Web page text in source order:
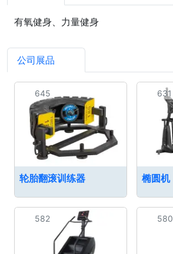
有氧健身、力量健身
公司展品
645
轮胎翻滚训练器
631
椭圆机
582 580